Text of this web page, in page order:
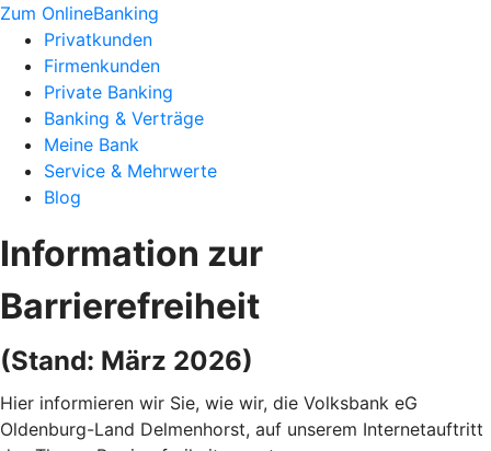
Zum OnlineBanking
Privatkunden
Firmenkunden
Private Banking
Banking & Verträge
Meine Bank
Service & Mehrwerte
Blog
Information zur
Barrierefreiheit
(Stand: März 2026)
Hier informieren wir Sie, wie wir, die Volksbank eG
Oldenburg-Land Delmenhorst, auf unserem Internetauftritt